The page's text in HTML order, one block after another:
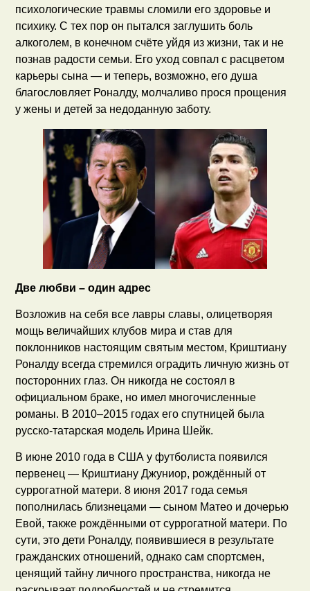
психологические травмы сломили его здоровье и
психику. С тех пор он пытался заглушить боль
алкоголем, в конечном счёте уйдя из жизни, так и не
познав радости семьи. Его уход совпал с расцветом
карьеры сына — и теперь, возможно, его душа
благословляет Роналду, молчаливо прося прощения
у жены и детей за недоданную заботу.
Две любви – один адрес
Возложив на себя все лавры славы, олицетворяя
мощь величайших клубов мира и став для
поклонников настоящим святым местом, Криштиану
Роналду всегда стремился оградить личную жизнь от
посторонних глаз. Он никогда не состоял в
официальном браке, но имел многочисленные
романы. В 2010–2015 годах его спутницей была
русско-татарская модель Ирина Шейк.
В июне 2010 года в США у футболиста появился
первенец — Криштиану Джуниор, рождённый от
суррогатной матери. 8 июня 2017 года семья
пополнилась близнецами — сыном Матео и дочерью
Евой, также рождёнными от суррогатной матери. По
сути, это дети Роналду, появившиеся в результате
гражданских отношений, однако сам спортсмен,
ценящий тайну личного пространства, никогда не